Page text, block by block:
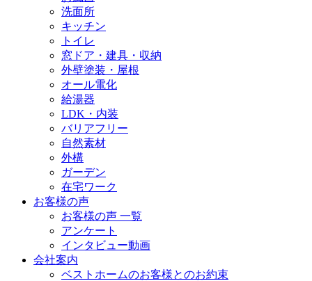
洗面所
キッチン
トイレ
窓ドア・建具・収納
外壁塗装・屋根
オール電化
給湯器
LDK・内装
バリアフリー
自然素材
外構
ガーデン
在宅ワーク
お客様の声
お客様の声 一覧
アンケート
インタビュー動画
会社案内
ベストホームのお客様とのお約束